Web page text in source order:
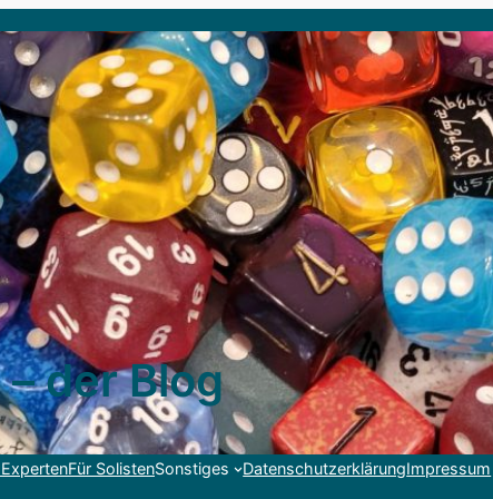
der Blog
Für SolistenSonstiges DatenschutzerklärungImpressum